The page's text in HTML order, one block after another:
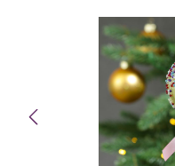
Bildergalerie überspringen